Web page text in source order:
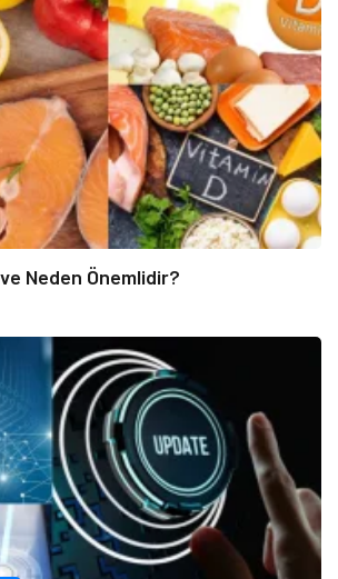
Neden Önemlidir?